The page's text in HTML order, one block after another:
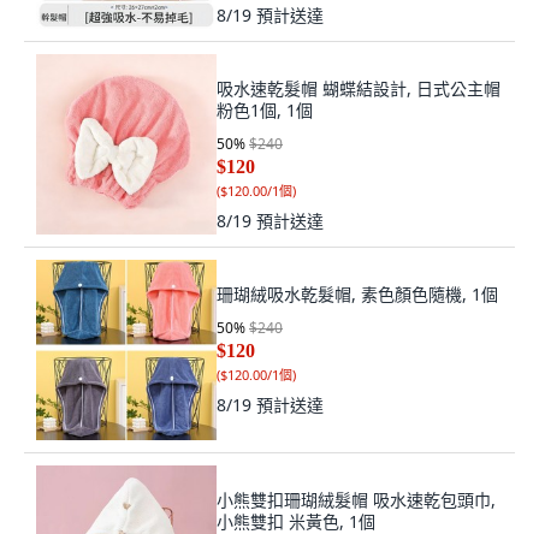
8/19 預計送達
吸水速乾髮帽 蝴蝶結設計, 日式公主帽
粉色1個, 1個
50%$240
$120
($120.00/1個)
8/19 預計送達
珊瑚絨吸水乾髮帽, 素色顏色隨機, 1個
50%$240
$120
($120.00/1個)
8/19 預計送達
小熊雙扣珊瑚絨髮帽 吸水速乾包頭巾,
小熊雙扣 米黃色, 1個